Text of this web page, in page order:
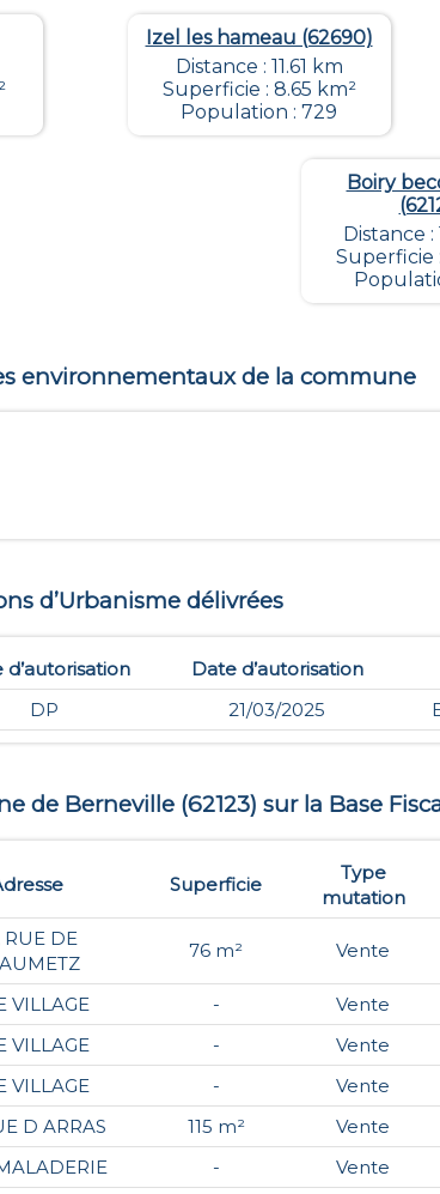
Izel les hameau (62690)
Distance : 11.61 km
Superficie : 8.65 km²
Population : 729
Boiry
Distance :
Superficie
environnementaux de la commune
d’Urbanisme délivrées
d’autorisation Date d’autorisation
DP 21/03/2025
de Berneville (62123) sur la Base
Superficie
Type
mutation
RUE DE
76 m² Vente
VILLAGE - Vente
VILLAGE - Vente
VILLAGE - Vente
D ARRAS 115 m² Vente
- Vente